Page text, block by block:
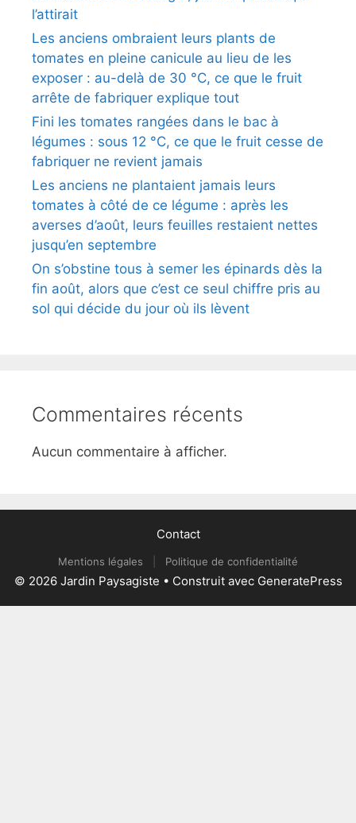
l’attirait
Les anciens ombraient leurs plants de
tomates en pleine canicule au lieu de les
exposer : au-delà de 30 °C, ce que le fruit
arrête de fabriquer explique tout
Fini les tomates rangées dans le bac à
légumes : sous 12 °C, ce que le fruit cesse de
fabriquer ne revient jamais
Les anciens ne plantaient jamais leurs
tomates à côté de ce légume : après les
averses d’août, leurs feuilles restaient nettes
jusqu’en septembre
On s’obstine tous à semer les épinards dès la
fin août, alors que c’est ce seul chiffre pris au
sol qui décide du jour où ils lèvent
Commentaires récents
Aucun commentaire à afficher.
Contact
Mentions légales Politique de confidentialité
© 2026 Jardin Paysagiste • Construit avec GeneratePress